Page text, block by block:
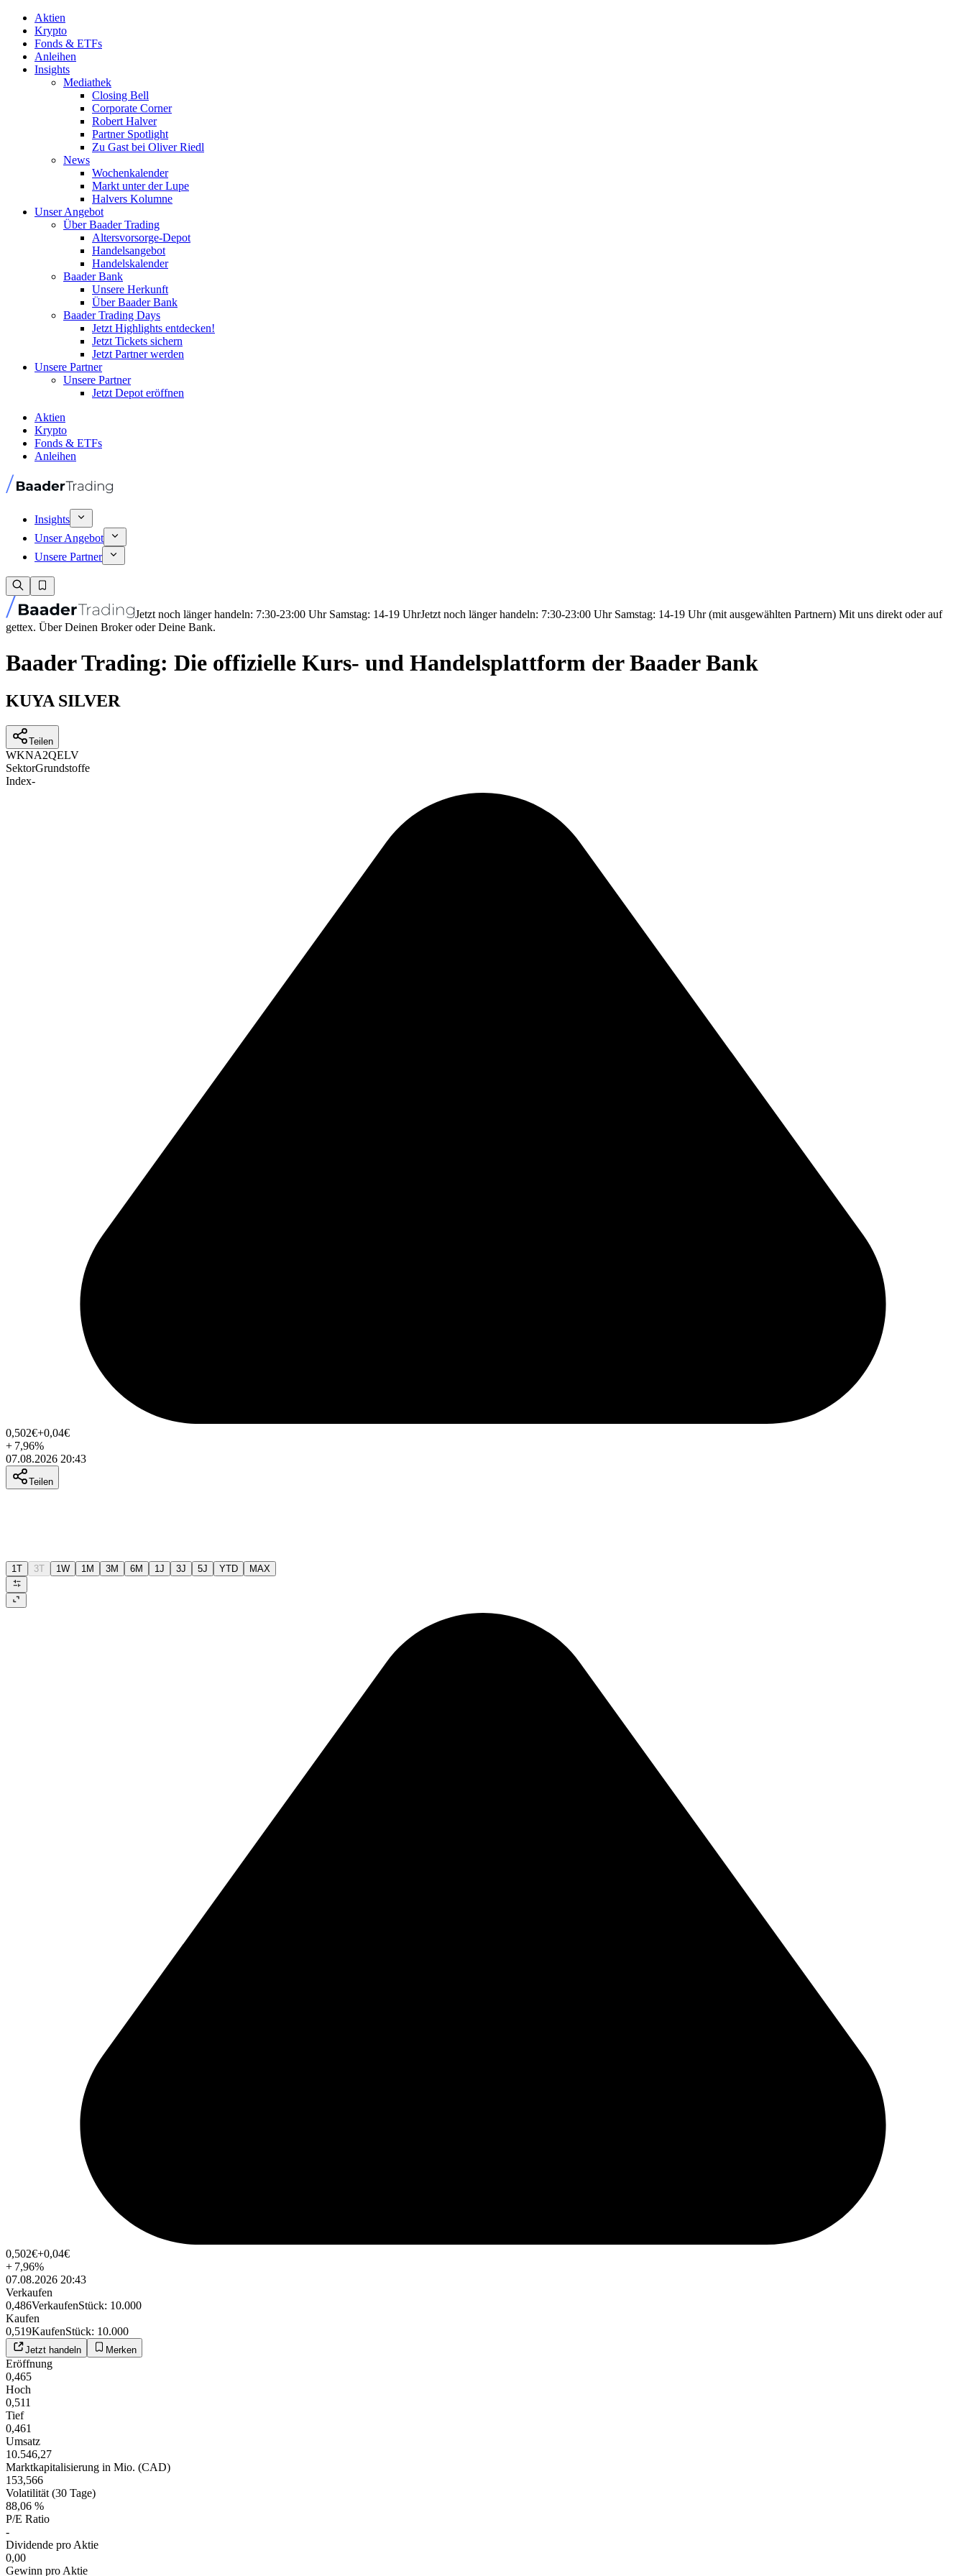
Aktien
Krypto
Fonds & ETFs
Anleihen
Insights
Mediathek
Closing Bell
Corporate Corner
Robert Halver
Partner Spotlight
Zu Gast bei Oliver Riedl
News
Wochenkalender
Markt unter der Lupe
Halvers Kolumne
Unser Angebot
Über Baader Trading
Altersvorsorge-Depot
Handelsangebot
Handelskalender
Baader Bank
Unsere Herkunft
Über Baader Bank
Baader Trading Days
Jetzt Highlights entdecken!
Jetzt Tickets sichern
Jetzt Partner werden
Unsere Partner
Unsere Partner
Jetzt Depot eröffnen
Aktien
Krypto
Fonds & ETFs
Anleihen
Insights
Unser Angebot
Unsere Partner
Jetzt noch länger handeln: 7:30-23:00 Uhr Samstag: 14-19 UhrJetzt noch länger handeln: 7:30-23:00 Uhr Samstag: 14-19 Uhr (mit ausgewählten Partnern) Mit uns direkt oder auf
gettex. Über Deinen Broker oder Deine Bank.
Baader Trading: Die offizielle Kurs- und Handelsplattform der Baader Bank
KUYA SILVER
Teilen
WKNA2QELV
SektorGrundstoffe
Index-
0,502€+0,04€
+ 7,96%
07.08.2026 20:43
Teilen
1T 3T 1W 1M 3M 6M 1J 3J 5J YTD MAX
0,502€+0,04€
+ 7,96%
07.08.2026 20:43
Verkaufen
0,486VerkaufenStück: 10.000
Kaufen
0,519KaufenStück: 10.000
Jetzt handeln Merken
Eröffnung
0,465
Hoch
0,511
Tief
0,461
Umsatz
10.546,27
Marktkapitalisierung in Mio. (CAD)
153,566
Volatilität (30 Tage)
88,06 %
P/E Ratio
-
Dividende pro Aktie
0,00
Gewinn pro Aktie